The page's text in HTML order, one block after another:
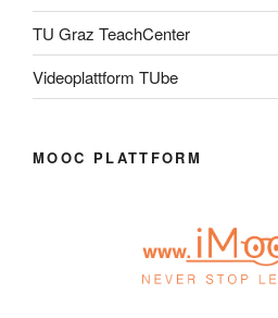
TU Graz TeachCenter
Videoplattform TUbe
MOOC PLATTFORM